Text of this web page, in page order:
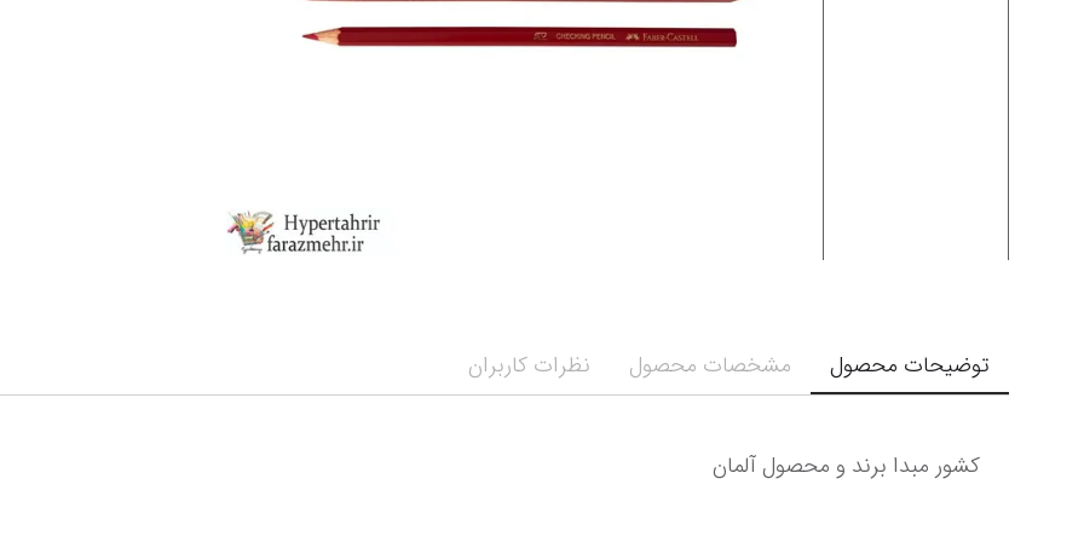
توضیحات محصول مشخصات محصول نظرات کاربران
کشور مبدا برند و محصول آلمان